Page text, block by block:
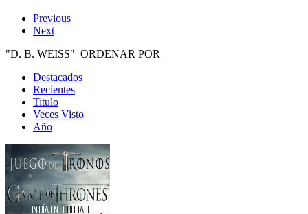
Previous
Next
"D. B. WEISS" ORDENAR POR
Destacados
Recientes
Titulo
Veces Visto
Año